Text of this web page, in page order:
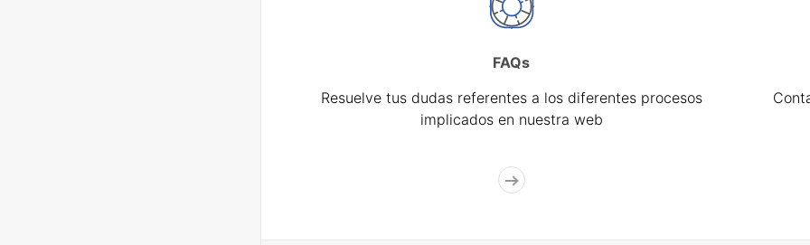
FAQs
Resuelve tus dudas referentes a los diferentes procesos
implicados en nuestra web